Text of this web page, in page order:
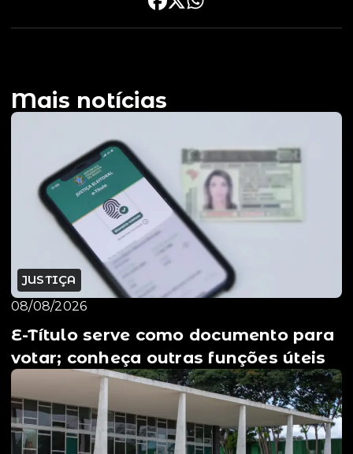
Mais notícias
JUSTIÇA
08/08/2026
E-Título serve como documento para
votar; conheça outras funções úteis